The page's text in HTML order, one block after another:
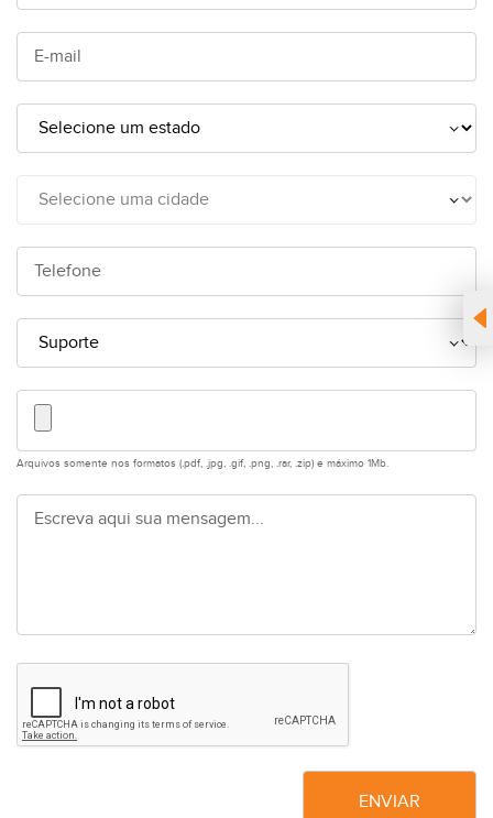
Arquivos somente nos formatos (.pdf, .jpg, .gif, .png, .rar, .zip) e máximo 1Mb.
ENVIAR